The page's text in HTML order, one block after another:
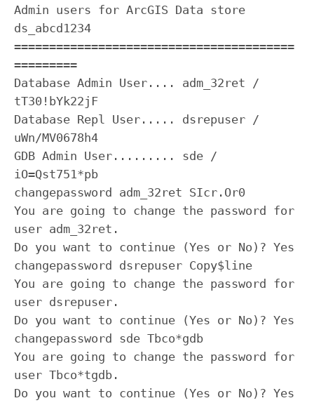
Admin users for ArcGIS Data store
ds_abcd1234
========================================
=========
Database Admin User.... adm_32ret /
tT30!bYk22jF
Database Repl User..... dsrepuser /
uWn/MV0678h4
GDB Admin User......... sde /
iO=Qst751*pb
changepassword adm_32ret SIcr.Or0
You are going to change the password for
user adm_32ret.
Do you want to continue (Yes or No)? Yes
changepassword dsrepuser Copy$line
You are going to change the password for
user dsrepuser.
Do you want to continue (Yes or No)? Yes
changepassword sde Tbco*gdb
You are going to change the password for
user Tbco*tgdb.
Do you want to continue (Yes or No)? Yes